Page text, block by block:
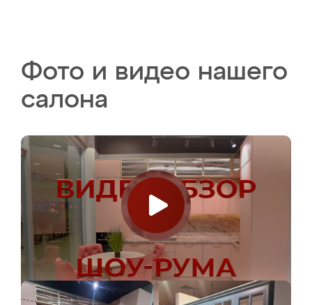
Фото и видео нашего
салона